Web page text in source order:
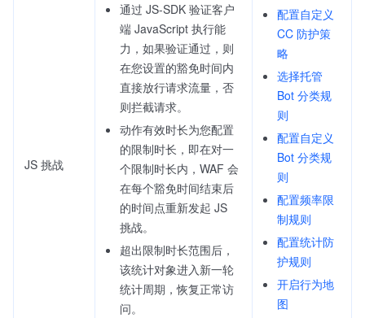
JS 挑战
通过 JS-SDK 验证客户
端 JavaScript 执行能
力，如果验证通过，则
在您设置的豁免时间内
直接放行请求流量，否
则拦截请求。
动作有效时长为您配置
的限制时长，即在对一
个限制时长内，WAF 会
在每个豁免时间结束后
的时间点重新发起 JS
挑战。
超出限制时长范围后，
该统计对象进入新一轮
统计周期，恢复正常访
问。
配置自定义
CC 防护策
略
选择托管
Bot 分类规
则
配置自定义
Bot 分类规
则
配置频率限
制规则
配置统计防
护规则
开启行为地
图